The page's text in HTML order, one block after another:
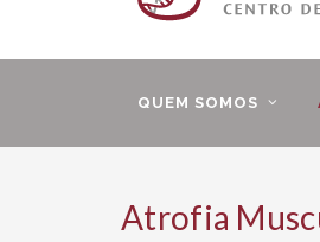
QUEM SOMOS
Atrofia